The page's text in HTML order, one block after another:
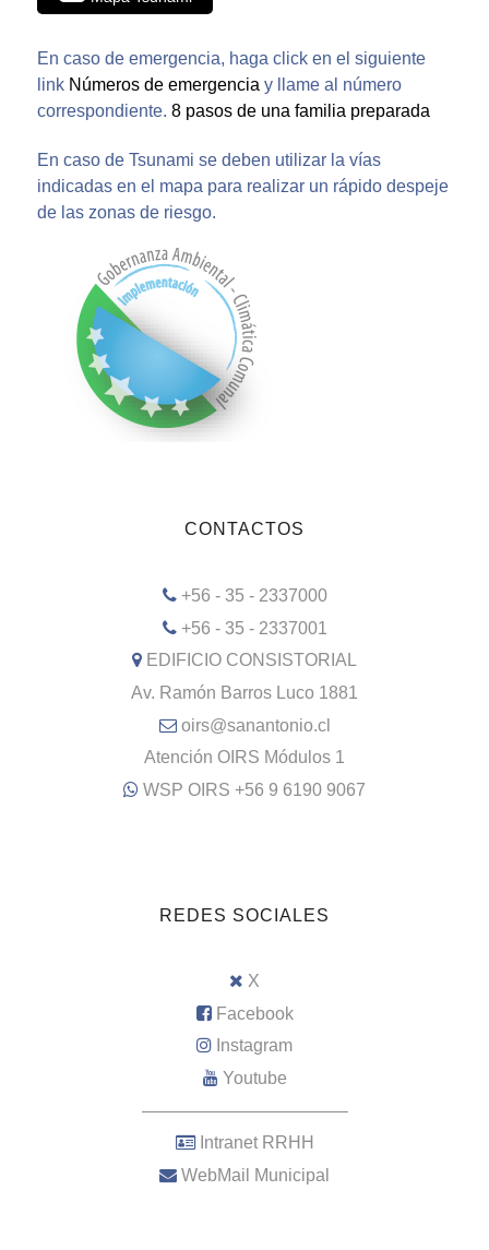
En caso de emergencia, haga click en el siguiente
link Números de emergencia y llame al número
correspondiente. 8 pasos de una familia preparada
En caso de Tsunami se deben utilizar la vías
indicadas en el mapa para realizar un rápido despeje
de las zonas de riesgo.
CONTACTOS
+56 - 35 - 2337000
+56 - 35 - 2337001
EDIFICIO CONSISTORIAL
Av. Ramón Barros Luco 1881
oirs@sanantonio.cl
Atención OIRS Módulos 1
WSP OIRS +56 9 6190 9067
REDES SOCIALES
X
Facebook
Instagram
Youtube
–––––––––––––––––––––
Intranet RRHH
WebMail Municipal